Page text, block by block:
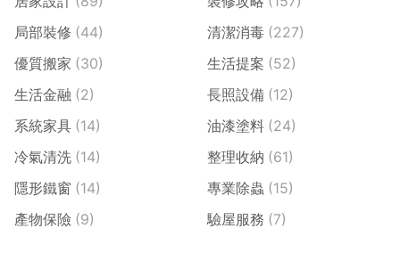
局部裝修 (44) 清潔消毒 (227)
優質搬家 (30) 生活提案 (52)
生活金融 (2) 長照設備 (12)
系統家具 (14) 油漆塗料 (24)
冷氣清洗 (14) 整理收納 (61)
隱形鐵窗 (14) 專業除蟲 (15)
產物保險 (9) 驗屋服務 (7)